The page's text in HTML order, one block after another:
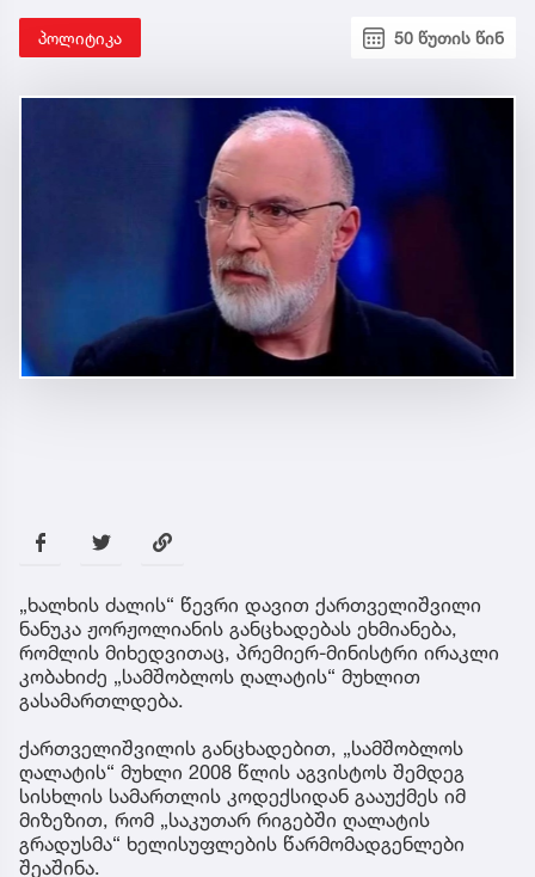
პოლიტიკა 50 წუთის წინ
„ხალხის ძალის“ წევრი დავით ქართველიშვილი
ნანუკა ჟორჟოლიანის განცხადებას ეხმიანება,
რომლის მიხედვითაც, პრემიერ-მინისტრი ირაკლი
კობახიძე „სამშობლოს ღალატის“ მუხლით
გასამართლდება.
ქართველიშვილის განცხადებით, „სამშობლოს
ღალატის“ მუხლი 2008 წლის აგვისტოს შემდეგ
სისხლის სამართლის კოდექსიდან გააუქმეს იმ
მიზეზით, რომ „საკუთარ რიგებში ღალატის
გრადუსმა“ ხელისუფლების წარმომადგენლები
შეაშინა.